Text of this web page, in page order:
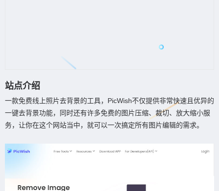
站点介绍
一款免费线上照片去背景的工具，PicWish不仅提供非常快速且优异的
一键去背景功能，同时还有许多免费的图片压缩、裁切、放大缩小服
务，让你在这个网站当中，就可以一次搞定所有图片编辑的需求。